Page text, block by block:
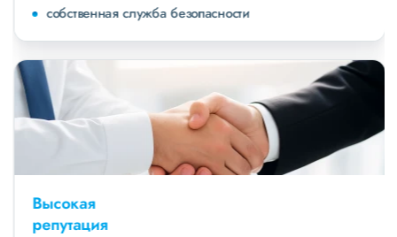
собственная служба безопасности
Высокая
репутация